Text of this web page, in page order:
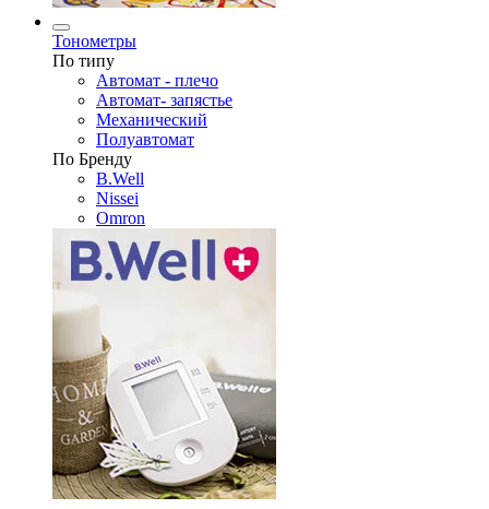
Тонометры
По типу
Автомат - плечо
Автомат- запястье
Механический
Полуавтомат
По Бренду
B.Well
Nissei
Omron